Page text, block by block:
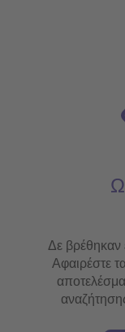
Δε βρέθηκαν
Αφαιρέστε